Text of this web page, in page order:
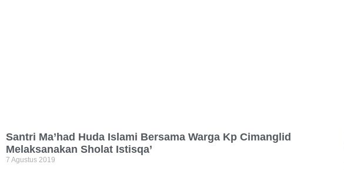
Santri Ma’had Huda Islami Bersama Warga Kp Cimanglid
Melaksanakan Sholat Istisqa’
7 Agustus 2019